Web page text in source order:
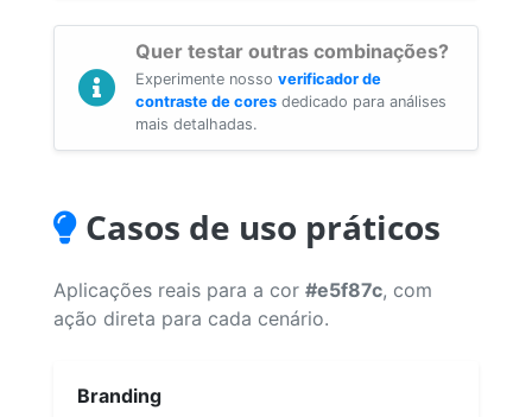
Quer testar outras combinações?
Experimente nosso verificador de
contraste de cores dedicado para análises
mais detalhadas.
Casos de uso práticos
Aplicações reais para a cor #e5f87c, com
ação direta para cada cenário.
Branding